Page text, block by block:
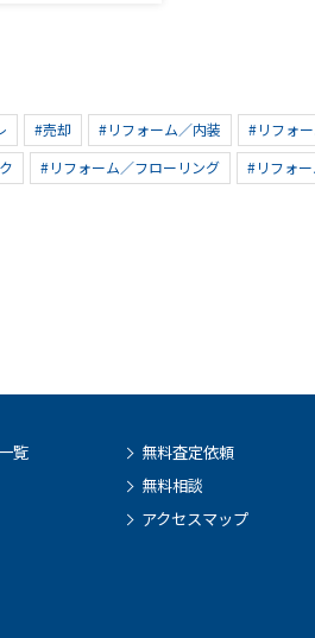
#売却 #リフォーム／内装 #リフォ
#リフォーム／フローリング #リフォ
覧
無料査定依頼
無料相談
アクセスマップ